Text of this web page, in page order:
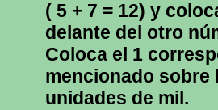
( 5 + 7 = 12) y
delante del otro
Coloca el 1
mencionado sobre
unidades de mil.